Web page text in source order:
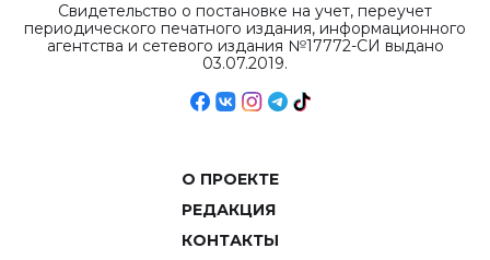
Свидетельство о постановке на учет, переучет
периодического печатного издания, информационного
агентства и сетевого издания №17772-СИ выдано
03.07.2019.
О ПРОЕКТЕ
РЕДАКЦИЯ
КОНТАКТЫ